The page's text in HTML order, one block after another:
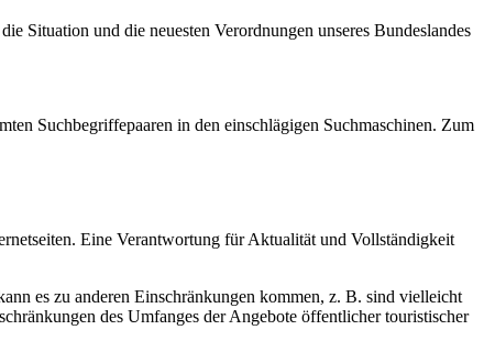
Situation und die neuesten Verordnungen unseres Bundeslandes
Suchbegriffepaaren in den einschlägigen Suchmaschinen. Zum
Eine Verantwortung für Aktualität und Vollständigkeit
es zu anderen Einschränkungen kommen, z. B. sind vielleicht
des Umfanges der Angebote öffentlicher touristischer